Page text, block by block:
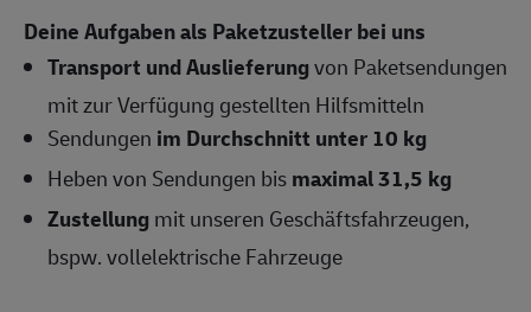
Deine Aufgaben als Paketzusteller bei uns
Transport und Auslieferungvon Paketsendungen
mit zur Verfügung gestellten Hilfsmitteln
Sendungen im Durchschnitt unter 10 kg
Heben von Sendungen bismaximal 31,5 kg
Zustellungmit unseren Geschäftsfahrzeugen,
bspw. vollelektrische Fahrzeuge